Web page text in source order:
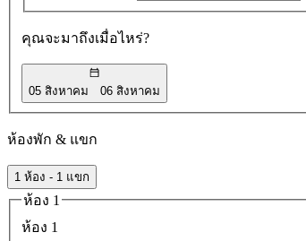
คุณจะมาถึงเมื่อไหร่?
05 สิงหาคม 06 สิงหาคม
ห้องพัก & แขก
1 ห้อง - 1 แขก
ห้อง 1
ห้อง 1